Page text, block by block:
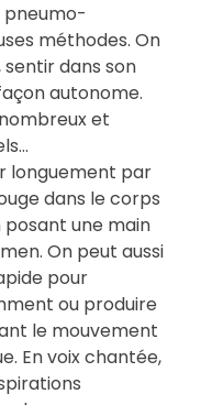
pneumo-
méthodes. On
dans son
autonome.
et
longuement par
dans le corps
posant une main
On peut aussi
pour
ou produire
le mouvement
En voix chantée,